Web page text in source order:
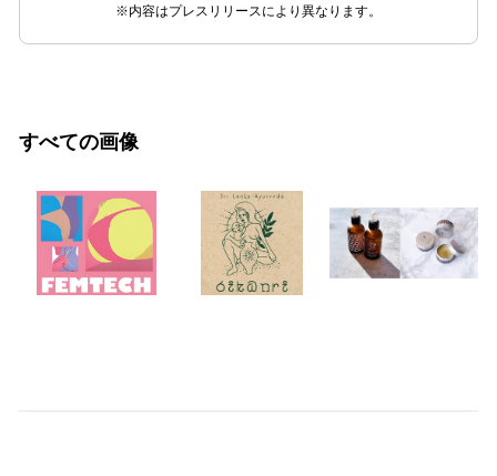
※内容はプレスリリースにより異なります。
すべての画像